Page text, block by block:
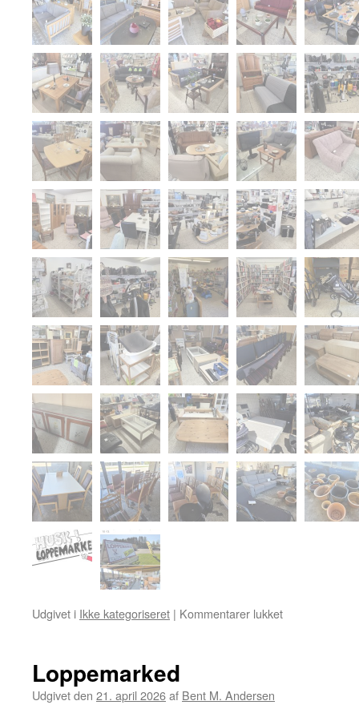
Udgivet i Ikke kategoriseret | Kommentarer lukkettil
Loppemarked
Udgivet den 21. april 2026af Bent M. Andersen